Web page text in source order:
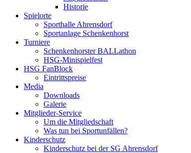
Historie
Spielorte
Sporthalle Ahrensdorf
Sportanlage Schenkenhorst
Turniere
Schenkenhorster BALLathon
HSG-Minispielfest
HSG FanBlock
Eintrittspreise
Media
Downloads
Galerie
Mitglieder-Service
Um die Mitgliedschaft
Was tun bei Sportunfällen?
Kinderschutz
Kinderschutz bei der SG Ahrensdorf